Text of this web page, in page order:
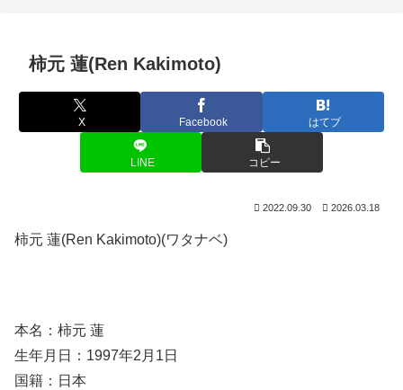
柿元 蓮(Ren Kakimoto)
X Facebook はてブ
LINE コピー
2022.09.30 2026.03.18
柿元 蓮(Ren Kakimoto)(ワタナベ)
本名：柿元 蓮
生年月日：1997年2月1日
国籍：日本